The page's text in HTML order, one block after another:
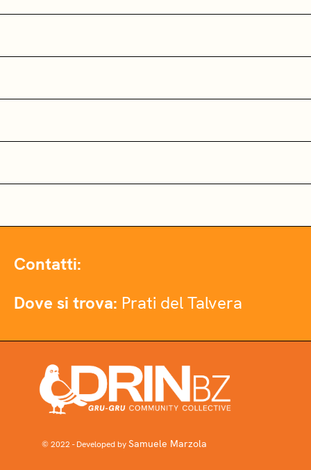
Contatti:
Dove si trova: Prati del Talvera
© 2022 - Developed bySamuele Marzola